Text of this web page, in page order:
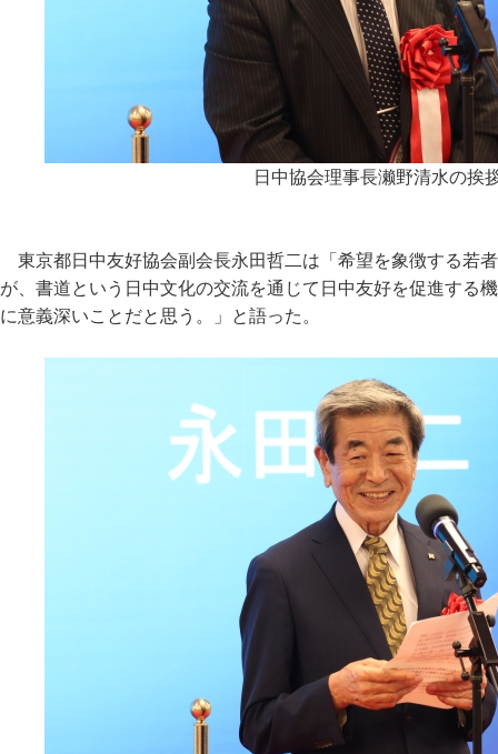
日中協会理事長濑野清水の挨
東京都日中友好協会副会長永田哲二は「希望を象徴する若
が、書道という日中文化の交流を通じて日中友好を促進する
に意義深いことだと思う。」と語った。